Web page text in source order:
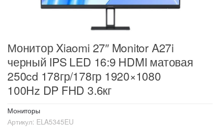
Монитор Xiaomi 27″ Monitor A27i
черный IPS LED 16:9 HDMI матовая
250cd 178гр/178гр 1920×1080
100Hz DP FHD 3.6кг
Мониторы
Артикул: ELA5345EU